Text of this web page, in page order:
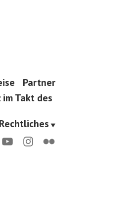
Partner
Takt des
Rechtliches
YoutubeInstagram
Flickr